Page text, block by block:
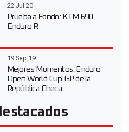
22 Jul 20
Prueba a Fondo: KTM 690
Enduro R
19 Sep 19
Mejores Momentos: Enduro
Open World Cup GP de la
República Checa